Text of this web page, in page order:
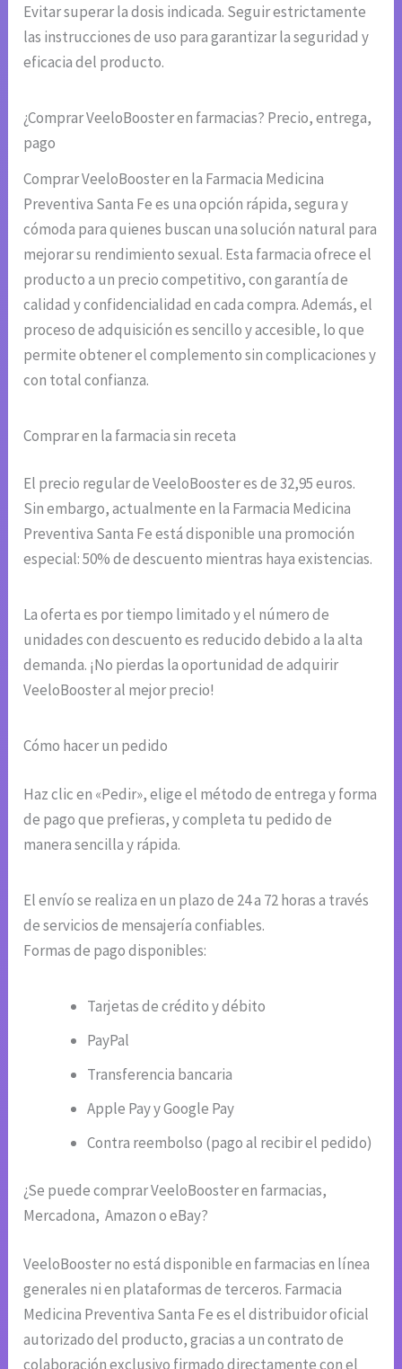
Evitar superar la dosis indicada. Seguir estrictamente
las instrucciones de uso para garantizar la seguridad y
eficacia del producto.
¿Comprar VeeloBooster en farmacias? Precio, entrega,
pago
Comprar VeeloBooster en la Farmacia Medicina
Preventiva Santa Fe es una opción rápida, segura y
cómoda para quienes buscan una solución natural para
mejorar su rendimiento sexual. Esta farmacia ofrece el
producto a un precio competitivo, con garantía de
calidad y confidencialidad en cada compra. Además, el
proceso de adquisición es sencillo y accesible, lo que
permite obtener el complemento sin complicaciones y
con total confianza.
Comprar en la farmacia sin receta
El precio regular de VeeloBooster es de 32,95 euros.
Sin embargo, actualmente en la Farmacia Medicina
Preventiva Santa Fe está disponible una promoción
especial: 50% de descuento mientras haya existencias.
La oferta es por tiempo limitado y el número de
unidades con descuento es reducido debido a la alta
demanda. ¡No pierdas la oportunidad de adquirir
VeeloBooster al mejor precio!
Cómo hacer un pedido
Haz clic en «Pedir», elige el método de entrega y forma
de pago que prefieras, y completa tu pedido de
manera sencilla y rápida.
El envío se realiza en un plazo de 24 a 72 horas a través
de servicios de mensajería confiables.
Formas de pago disponibles:
Tarjetas de crédito y débito
PayPal
Transferencia bancaria
Apple Pay y Google Pay
Contra reembolso (pago al recibir el pedido)
¿Se puede comprar VeeloBooster en farmacias,
Mercadona, Amazon o eBay?
VeeloBooster no está disponible en farmacias en línea
generales ni en plataformas de terceros. Farmacia
Medicina Preventiva Santa Fe es el distribuidor oficial
autorizado del producto, gracias a un contrato de
colaboración exclusivo firmado directamente con el